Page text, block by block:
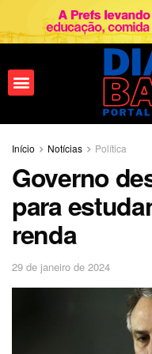
Início Notícias Política
Governo
para
renda
29 de janeiro de 2024